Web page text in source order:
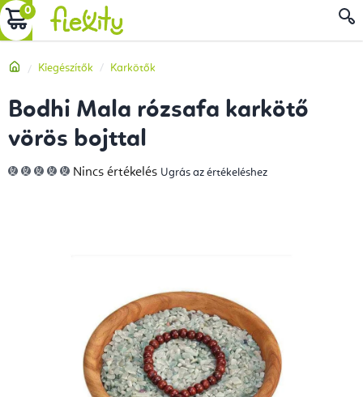
Ugrás
a
tartalomhoz
KOSÁR
Kezdőlap
Kiegészítők Karkötők
Bodhi Mala rózsafa karkötő
vörös bojttal
A
termék
Nincs értékelés Ugrás az értékeléshez